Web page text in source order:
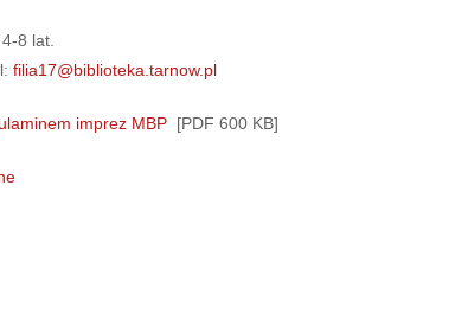
8 lat.
filia17@biblioteka.tarnow.pl
imprez MBP [PDF 600 KB]